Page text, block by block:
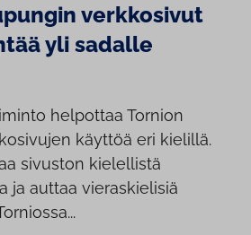
verkkosivut
yli sadalle
helpottaa Tornion
käyttöä eri kielillä.
sivuston kielellistä
ja auttaa vieraskielisiä